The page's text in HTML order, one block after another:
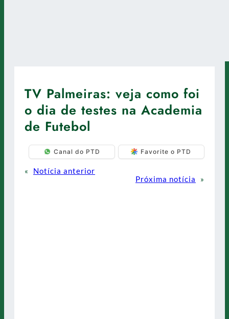
TV Palmeiras: veja como foi
o dia de testes na Academia
de Futebol
Canal do PTD Favorite o PTD
«
Notícia anterior
Próxima notícia
»